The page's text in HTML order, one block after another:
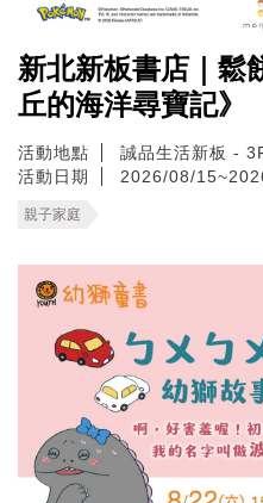
新北新板書店｜鬆
丘的海洋尋寶記》
活動地點
誠品生活新板 -
活動日期
2026/08/
親子家庭